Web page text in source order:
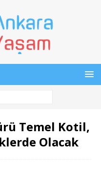
Temel Kotil,
Olacak